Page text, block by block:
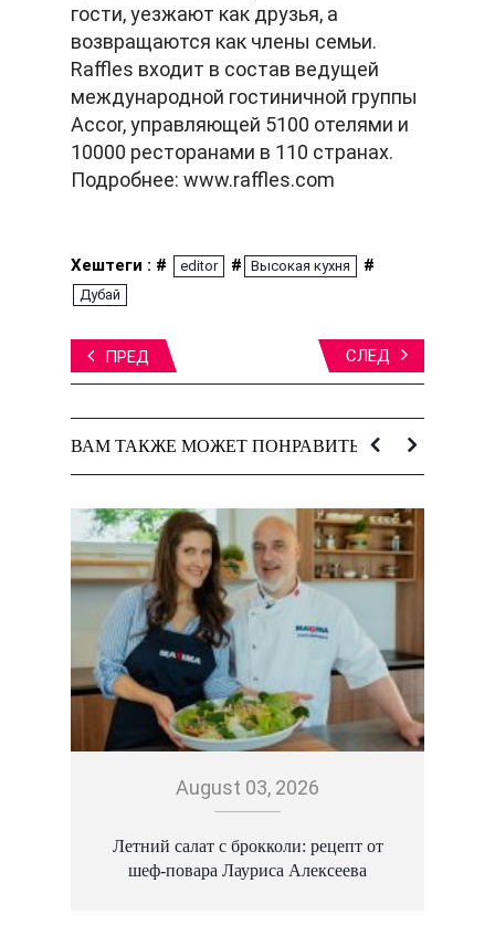
гости, уезжают как друзья, а
возвращаются как члены семьи.
Raffles входит в состав ведущей
международной гостиничной группы
Accor, управляющей 5100 отелями и
10000 ресторанами в 110 странах.
Подробнее: www.raffles.com
Хештеги : # editor # Высокая кухня #
Дубай
ПРЕД СЛЕД
ВАМ ТАКЖЕ МОЖЕТ ПОНРАВИТЬСЯ:
August 03, 2026
Летний салат с брокколи: рецепт от
шеф-повара Лауриса Алексеева